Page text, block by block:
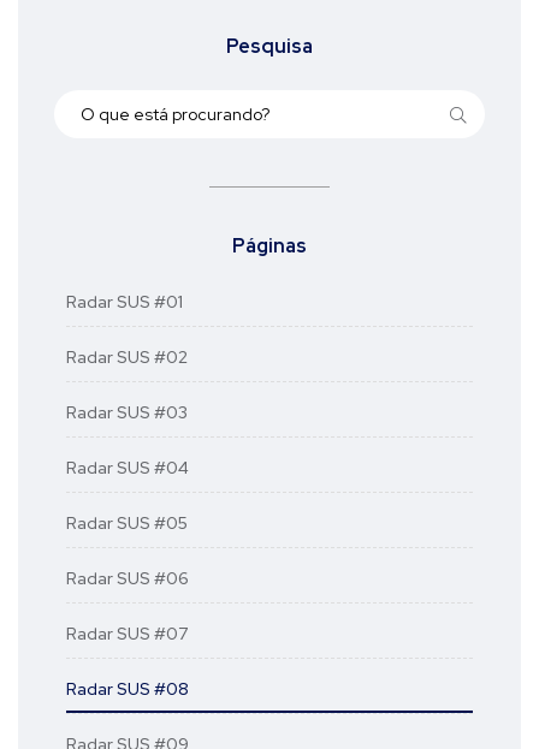
Pesquisa
Páginas
Radar SUS #01
Radar SUS #02
Radar SUS #03
Radar SUS #04
Radar SUS #05
Radar SUS #06
Radar SUS #07
Radar SUS #08
Radar SUS #09